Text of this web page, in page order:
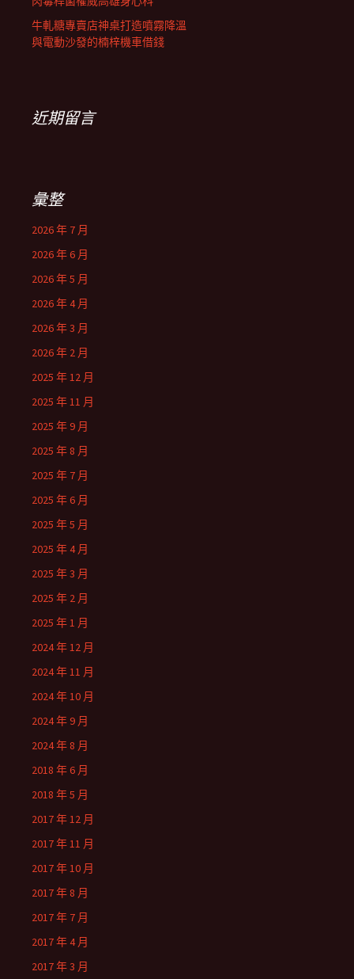
牛軋糖專賣店神桌打造噴霧降溫
與電動沙發的楠梓機車借錢
近期留言
彙整
2026 年 7 月
2026 年 6 月
2026 年 5 月
2026 年 4 月
2026 年 3 月
2026 年 2 月
2025 年 12 月
2025 年 11 月
2025 年 9 月
2025 年 8 月
2025 年 7 月
2025 年 6 月
2025 年 5 月
2025 年 4 月
2025 年 3 月
2025 年 2 月
2025 年 1 月
2024 年 12 月
2024 年 11 月
2024 年 10 月
2024 年 9 月
2024 年 8 月
2018 年 6 月
2018 年 5 月
2017 年 12 月
2017 年 11 月
2017 年 10 月
2017 年 8 月
2017 年 7 月
2017 年 4 月
2017 年 3 月